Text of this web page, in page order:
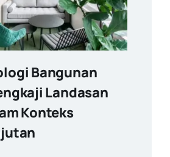
Bangunan
Landasan
Konteks